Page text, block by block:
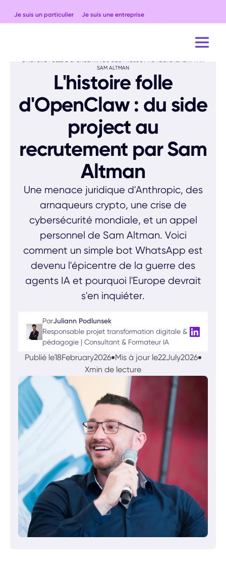
Je suis un particulier Je suis une entreprise
SAM ALTMAN
L'histoire folle
d'OpenClaw : du side
project au
recrutement par Sam
Altman
Une menace juridique d'Anthropic, des
arnaqueurs crypto, une crise de
cybersécurité mondiale, et un appel
personnel de Sam Altman. Voici
comment un simple bot WhatsApp est
devenu l'épicentre de la guerre des
agents IA et pourquoi l'Europe devrait
s'en inquiéter.
ParJuliann Podlunsek
Responsable projet transformation digitale &
pédagogie | Consultant & Formateur IA
Publié le18February2026 Mis à jour le22July2026
Xmin de lecture